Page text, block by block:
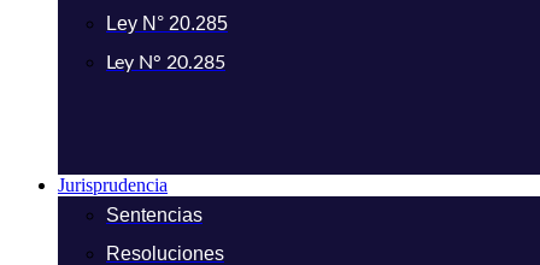
Ley N° 20.285
Ley N° 20.285
Jurisprudencia
Sentencias
Resoluciones